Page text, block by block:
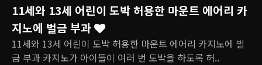
11세와 13세 어린이 도박 허용한 마운트 에어리 카
지노에 벌금 부과
11세와 13세 어린이 도박 허용한 마운트 에어리 카지노에 벌
금 부과 카지노가 아이들이 여러 번 도박을 하도록 허..